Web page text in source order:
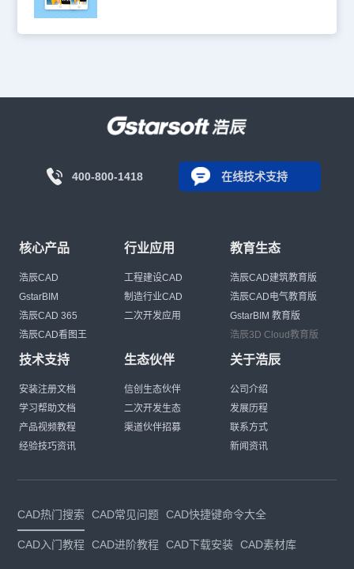
400-800-1418 在线技术支持
核心产品
浩辰CAD
GstarBIM
浩辰CAD 365
浩辰CAD看图王
行业应用
工程建设CAD
制造行业CAD
二次开发应用
教育生态
浩辰CAD建筑教育版
浩辰CAD电气教育版
GstarBIM 教育版
浩辰3D Cloud教育版
技术支持
安装注册文档
学习帮助文档
产品视频教程
经验技巧资讯
生态伙伴
信创生态伙伴
二次开发生态
渠道伙伴招募
关于浩辰
公司介绍
发展历程
联系方式
新闻资讯
CAD热门搜索 CAD常见问题 CAD快捷键命令大全
CAD入门教程 CAD进阶教程 CAD下载安装 CAD素材库